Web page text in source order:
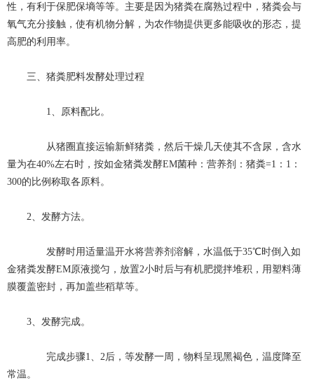
性，有利于保肥保墒等等。主要是因为猪粪在腐熟过程中，猪粪会与
氧气充分接触，使有机物分解，为农作物提供更多能吸收的形态，提
高肥的利用率。
三、猪粪肥料发酵处理过程
1、原料配比。
从猪圈直接运输新鲜猪粪，然后干燥几天使其不含尿，含水
量为在40%左右时，按如金猪粪发酵EM菌种：营养剂：猪粪=1：1：
300的比例称取各原料。
2、发酵方法。
发酵时用适量温开水将营养剂溶解，水温低于35℃时倒入如
金猪粪发酵EM原液搅匀，放置2小时后与有机肥搅拌堆积，用塑料薄
膜覆盖密封，再加盖些稻草等。
3、发酵完成。
完成步骤1、2后，等发酵一周，物料呈现黑褐色，温度降至
常温。